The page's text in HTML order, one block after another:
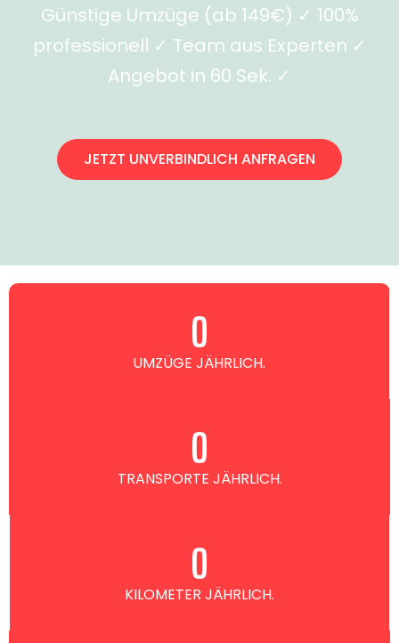
Günstige Umzüge (ab 149€) ✓ 100%
professionell ✓ Team aus Experten ✓
Angebot in 60 Sek. ✓
JETZT UNVERBINDLICH ANFRAGEN
UMZÜGE JÄHRLICH.
0
TRANSPORTE JÄHRLICH.
0
KILOMETER JÄHRLICH.
0